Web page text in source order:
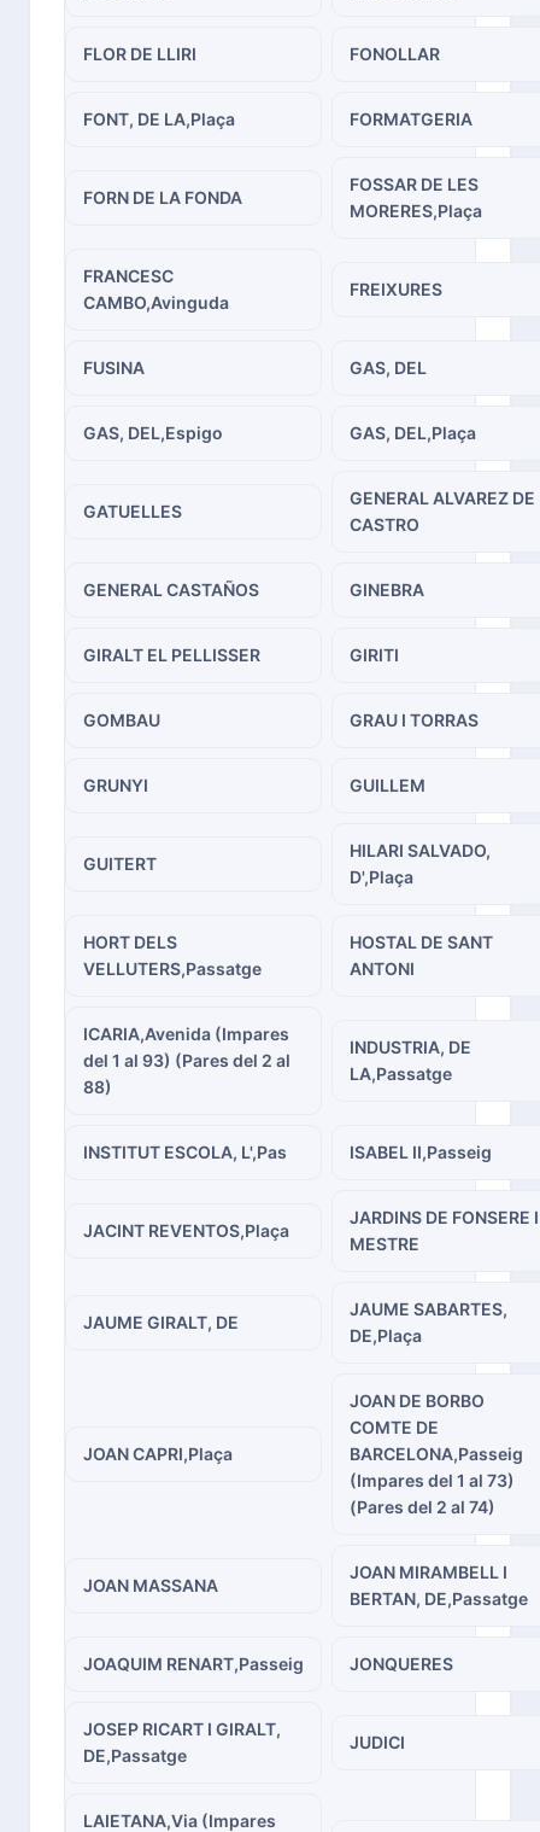
FLOR DE LLIRI FONOLLAR
FONT, DE LA,Plaça FORMATGERIA
FORN DE LA FONDA
FOSSAR DE LES
MORERES,Plaça
FRANCESC
CAMBO,Avinguda
FREIXURES
FUSINA GAS, DEL
GAS, DEL,Espigo GAS, DEL,Plaça
GATUELLES
GENERAL ALVAREZ DE
CASTRO
GENERAL CASTAÑOS GINEBRA
GIRALT EL PELLISSER GIRITI
GOMBAU GRAU I TORRAS
GRUNYI GUILLEM
GUITERT
HILARI SALVADO,
D',Plaça
HORT DELS
VELLUTERS,Passatge
HOSTAL DE SANT
ANTONI
ICARIA,Avenida (Impares
del 1 al 93) (Pares del 2 al
88)
INDUSTRIA, DE
LA,Passatge
INSTITUT ESCOLA, L',Pas ISABEL II,Passeig
JACINT REVENTOS,Plaça
JARDINS DE FONSERE I
MESTRE
JAUME GIRALT, DE
JAUME SABARTES,
DE,Plaça
JOAN CAPRI,Plaça
JOAN DE BORBO
COMTE DE
BARCELONA,Passeig
(Impares del 1 al 73)
(Pares del 2 al 74)
JOAN MASSANA
JOAN MIRAMBELL I
BERTAN, DE,Passatge
JOAQUIM RENART,Passeig JONQUERES
JOSEP RICART I GIRALT,
DE,Passatge
JUDICI
LAIETANA,Via (Impares